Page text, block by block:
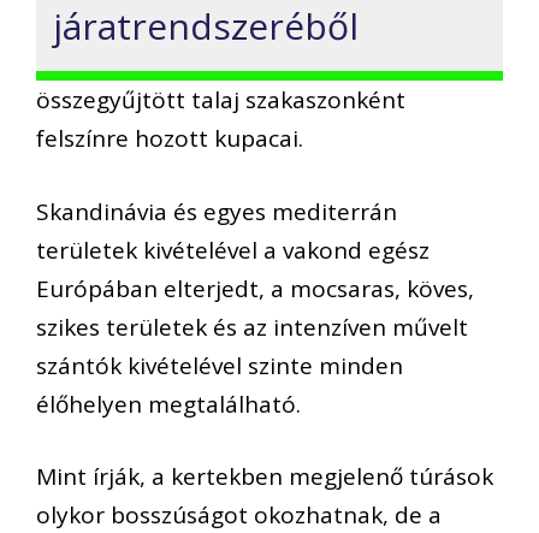
járatrendszeréből
összegyűjtött talaj szakaszonként
felszínre hozott kupacai.
Skandinávia és egyes mediterrán
területek kivételével a vakond egész
Európában elterjedt, a mocsaras, köves,
szikes területek és az intenzíven művelt
szántók kivételével szinte minden
élőhelyen megtalálható.
Mint írják, a kertekben megjelenő túrások
olykor bosszúságot okozhatnak, de a